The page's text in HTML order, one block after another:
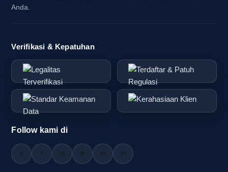
Anda.
Verifikasi & Kepatuhan
Follow kami di
x f ig tt in yt